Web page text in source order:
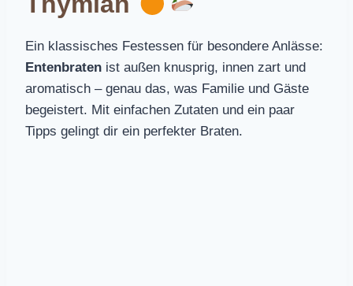
Ein klassisches Festessen für besondere Anlässe:
Entenbraten ist außen knusprig, innen zart und
aromatisch – genau das, was Familie und Gäste
begeistert. Mit einfachen Zutaten und ein paar
Tipps gelingt dir ein perfekter Braten.